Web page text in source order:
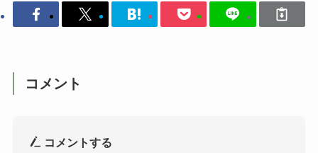
コメント
コメントする